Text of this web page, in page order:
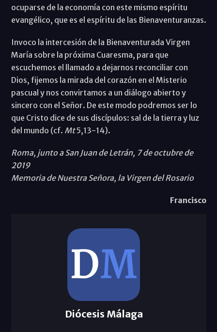
ocuparse de la economía con este mismo espíritu
evangélico, que es el espíritu de las Bienaventuranzas.
Invoco la intercesión de la Bienaventurada Virgen
María sobre la próxima Cuaresma, para que
escuchemos el llamado a dejarnos reconciliar con
Dios, fijemos la mirada del corazón en el Misterio
pascual y nos convirtamos a un diálogo abierto y
sincero con el Señor. De este modo podremos ser lo
que Cristo dice de sus discípulos: sal de la tierra y luz
del mundo (cf. Mt5,13-14).
Roma, junto a San Juan de Letrán, 7 de octubre de
2019
Memoria de Nuestra Señora, la Virgen del Rosario
Francisco
Diócesis Málaga